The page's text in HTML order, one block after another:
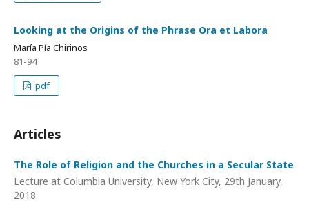
Looking at the Origins of the Phrase Ora et Labora
María Pía Chirinos
81-94
pdf
Articles
The Role of Religion and the Churches in a Secular State
Lecture at Columbia University, New York City, 29th January,
2018